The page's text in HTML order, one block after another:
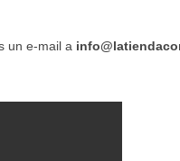
un e-mail a